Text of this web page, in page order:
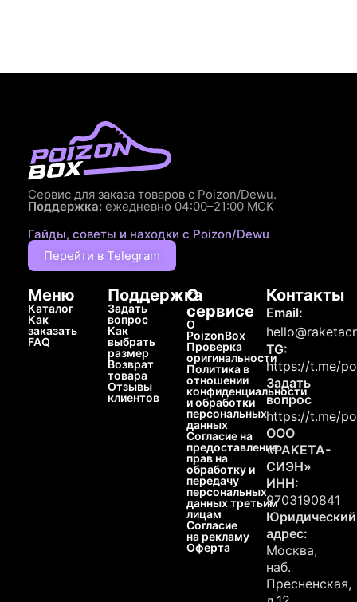
Сервис для заказа товаров с Poizon/Dewu.
Поддержка: ежедневно 04:00–21:00 МСК
Гайды, советы и находки с Poizon/Dewu
Перейти в Telegram
Меню
Каталог
Как
заказать
FAQ
Поддержка
Задать
вопрос
Как
выбрать
размер
Возврат
товара
Отзывы
клиентов
О
сервисе
О
PoizonBox
Проверка
оригинальности
Политика в
отношении
конфиденциальности
и обработки
персональных
данных
Согласие на
предоставление
прав на
обработку и
передачу
персональных
данных третьим
лицам
Согласие
на рекламу
Оферта
Контакты
Email:
TG:
https://t.me/
Задать
вопрос
https://t.me/
ООО
«РАКЕТА-
СИЭН»
ИНН:
9703190841
Юридический
адрес:
Москва,
наб.
Пресненская,